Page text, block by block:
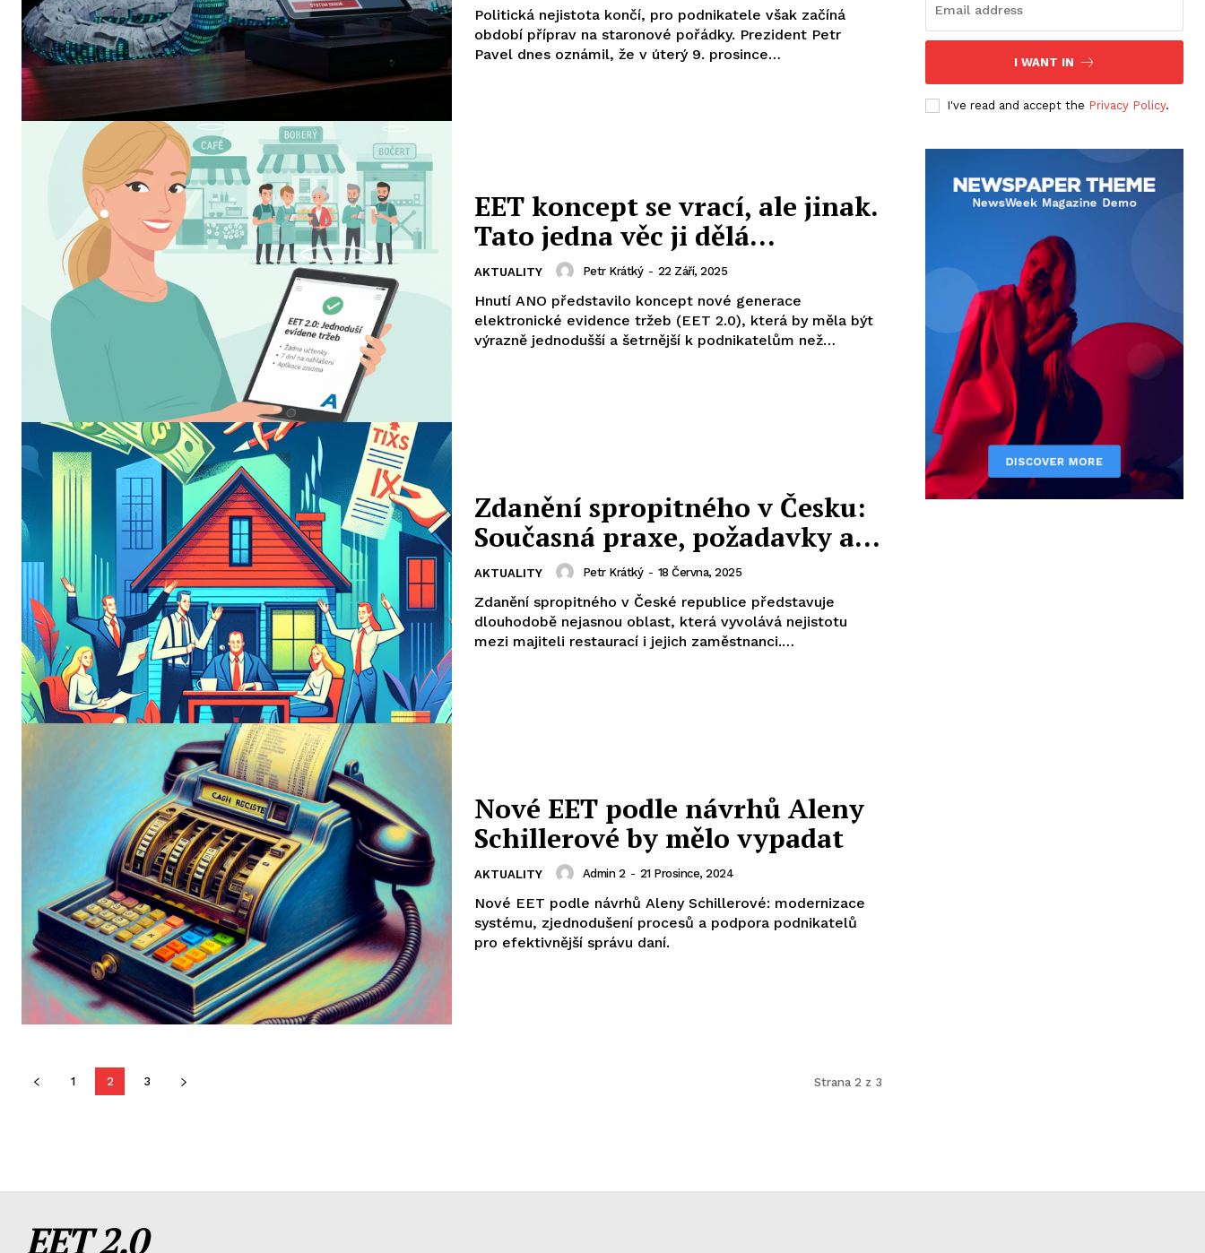
Politická nejistota končí, pro podnikatele však začíná
období příprav na staronové pořádky. Prezident Petr
Pavel dnes oznámil, že v úterý 9. prosince…
EET koncept se vrací, ale jinak.
Tato jedna věc ji dělá…
AKTUALITY Petr Krátký - 22 Září, 2025
Hnutí ANO představilo koncept nové generace
elektronické evidence tržeb (EET 2.0), která by měla být
výrazně jednodušší a šetrnější k podnikatelům než…
Zdanění spropitného v Česku:
Současná praxe, požadavky a…
AKTUALITY Petr Krátký - 18 Června, 2025
Zdanění spropitného v České republice představuje
dlouhodobě nejasnou oblast, která vyvolává nejistotu
mezi majiteli restaurací i jejich zaměstnanci.…
Nové EET podle návrhů Aleny
Schillerové by mělo vypadat
AKTUALITY Admin 2 - 21 Prosince, 2024
Nové EET podle návrhů Aleny Schillerové: modernizace
systému, zjednodušení procesů a podpora podnikatelů
pro efektivnější správu daní.
1 2 3 Strana 2 z 3
I WANT IN
I've read and accept the Privacy Policy.
EET 2.0